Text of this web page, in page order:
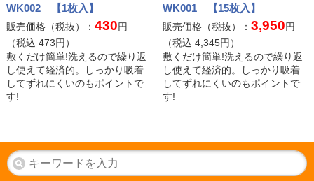
WK002 【1枚入】
販売価格（税抜）： 430円
（税込 473円）
敷くだけ簡単!洗えるので繰り返
し使えて経済的。しっかり吸着
してずれにくいのもポイントで
す!
WK001 【15枚入】
販売価格（税抜）：3,950円
（税込4,345円）
敷くだけ簡単!洗えるので繰り返
し使えて経済的。しっかり吸着
してずれにくいのもポイントで
す!